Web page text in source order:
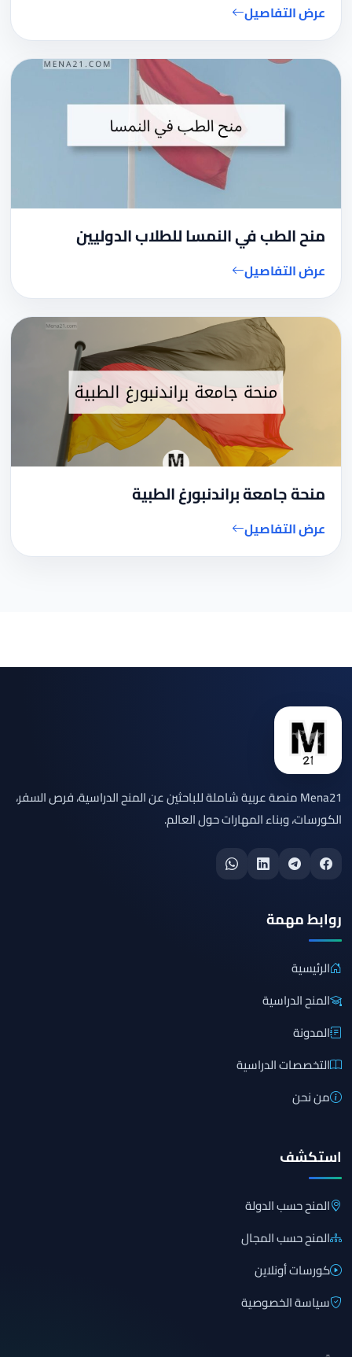
عرض التفاصيل
منح الطب في النمسا للطلاب الدوليين
عرض التفاصيل
منحة جامعة براندنبورغ الطبية
عرض التفاصيل
Mena21 منصة عربية شاملة للباحثين عن المنح الدراسية، فرص السفر،
الكورسات، وبناء المهارات حول العالم.
روابط مهمة
الرئيسية
المنح الدراسية
المدونة
التخصصات الدراسية
من نحن
استكشف
المنح حسب الدولة
المنح حسب المجال
كورسات أونلاين
سياسة الخصوصية